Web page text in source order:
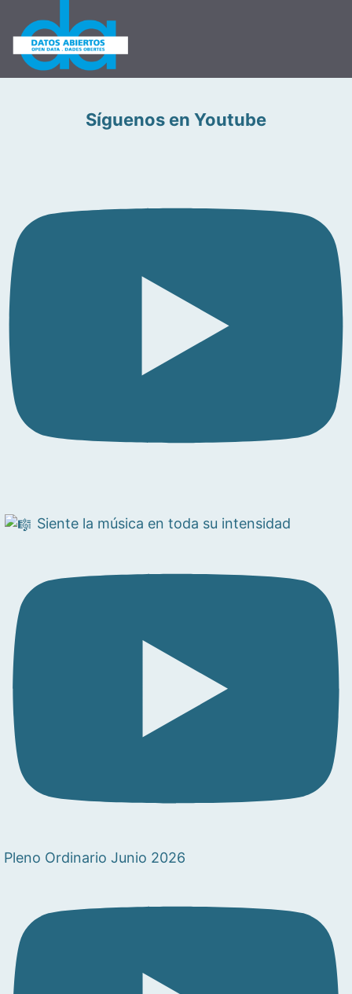
Síguenos en Youtube
Siente la música en toda su intensidad
Pleno Ordinario Junio 2026